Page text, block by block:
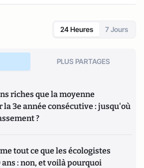
24 Heures 7 Jours
PLUS PARTAGES
riches que la moyenne
3e année consécutive : jusqu'où
?
tout ce que les écologistes
: non, et voilà pourquoi